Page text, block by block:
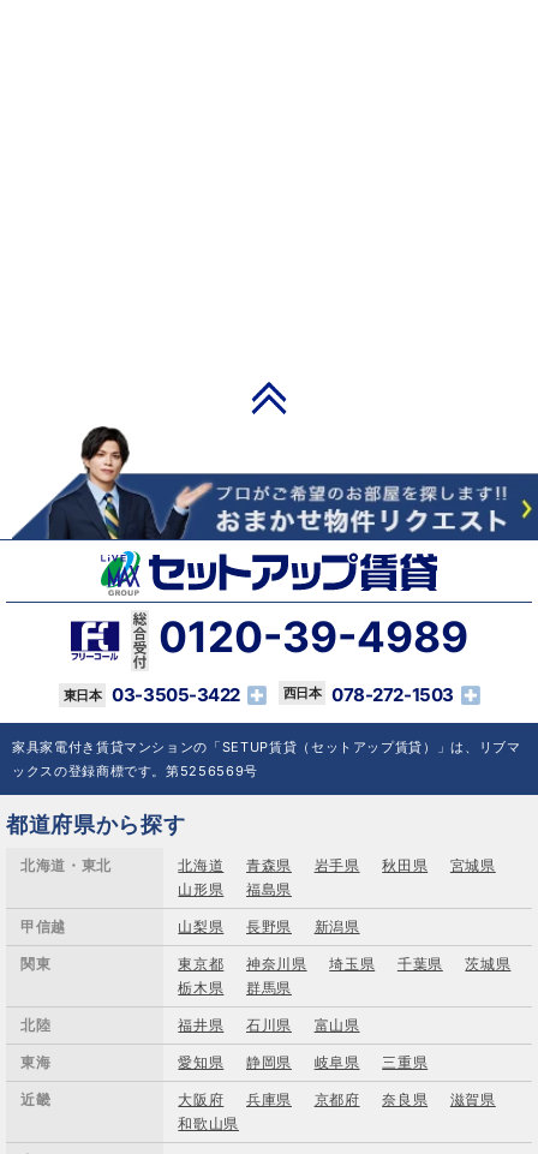
0120-39-4989
03-3505-3422 078-272-1503
家具家電付き賃貸マンションの「SETUP賃貸（セットアップ賃貸）」は、リブマ
ックスの登録商標です。第5256569号
都道府県から探す
北海道・東北 北海道 青森県 岩手県 秋田県
宮城県
山形県
福島県
甲信越 山梨県 長野県 新潟県
関東 東京都 神奈川県 埼玉県 千葉県
茨城県
栃木県
群馬県
北陸 福井県 石川県 富山県
東海 愛知県 静岡県 岐阜県 三重県
近畿 大阪府 兵庫県 京都府 奈良県
滋賀県
和歌山県